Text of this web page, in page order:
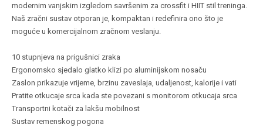
modernim vanjskim izgledom savršenim za crossfit i HIIT stil treninga.
Naš zračni sustav otporan je, kompaktan i redefinira ono što je
moguće u komercijalnom zračnom veslanju.
10 stupnjeva na prigušnici zraka
Ergonomsko sjedalo glatko klizi po aluminijskom nosaču
Zaslon prikazuje vrijeme, brzinu zaveslaja, udaljenost, kalorije i vati
Pratite otkucaje srca kada ste povezani s monitorom otkucaja srca
Transportni kotači za lakšu mobilnost
Sustav remenskog pogona